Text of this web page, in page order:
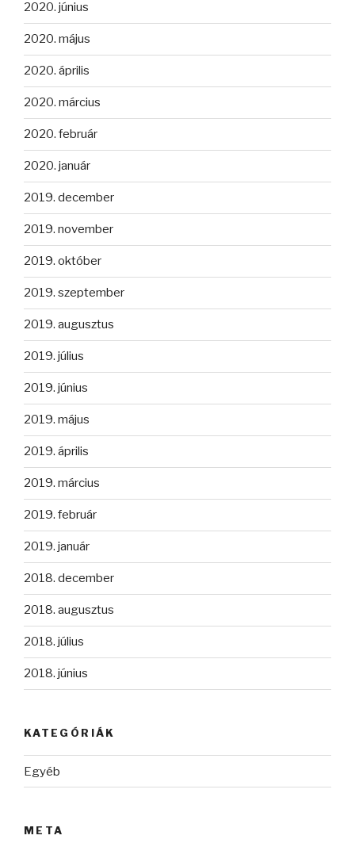
2020. június
2020. május
2020. április
2020. március
2020. február
2020. január
2019. december
2019. november
2019. október
2019. szeptember
2019. augusztus
2019. július
2019. június
2019. május
2019. április
2019. március
2019. február
2019. január
2018. december
2018. augusztus
2018. július
2018. június
KATEGÓRIÁK
Egyéb
META